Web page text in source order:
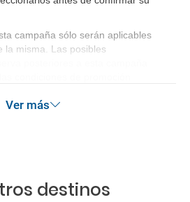
de entrada y salida del
contratado del aeropuerto
de un niño igual que el
campaña sólo serán aplicables
la misma. Las posibles
Ver más
destinos